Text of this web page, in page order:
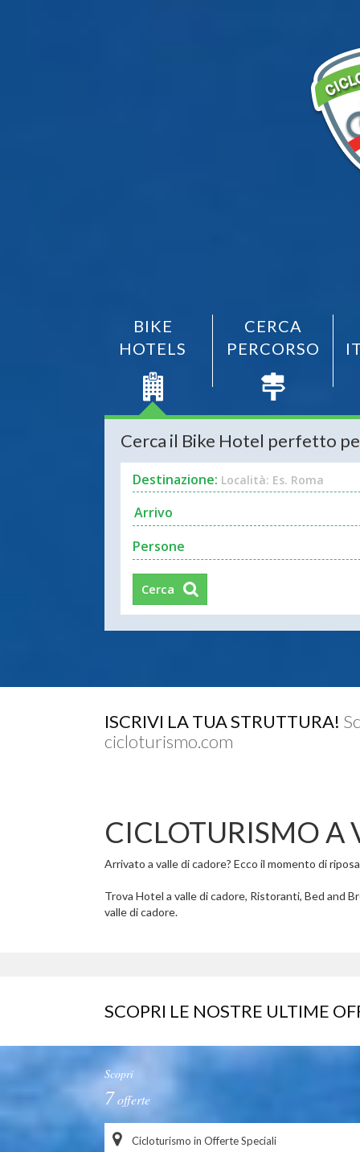
BIKE
HOTELS
CERCA
PERCORSO
Cerca il Bike Hotel perfetto
Destinazione: Località: Es. Roma
Persone
Cerca
ISCRIVI LA TUA STRUTTURA!
cicloturismo.com
CICLOTURISMO A
Arrivato a valle di cadore? Ecco il momento di
Trova Hotel a valle di cadore, Ristoranti, Bed and
valle di cadore.
SCOPRI LE NOSTRE ULTIME
Scopri
7offerte
Cicloturismo in Offerte Speciali